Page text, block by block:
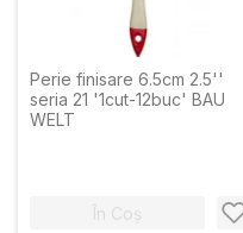
Perie finisare 6.5cm 2.5''
seria 21 '1cut-12buc' BAU
WELT
În Coș